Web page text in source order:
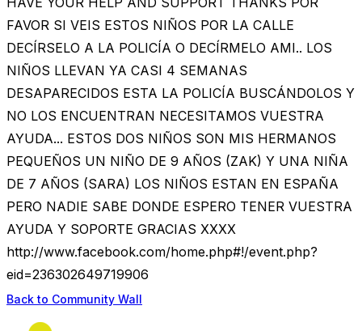
FAVOR SI VEIS ESTOS NIÑOS POR LA CALLE
DECÍRSELO A LA POLICÍA O DECÍRMELO AMI.. LOS
NIÑOS LLEVAN YA CASI 4 SEMANAS
DESAPARECIDOS ESTA LA POLICÍA BUSCÁNDOLOS Y
NO LOS ENCUENTRAN NECESITAMOS VUESTRA
AYUDA... ESTOS DOS NIÑOS SON MIS HERMANOS
PEQUEÑOS UN NIÑO DE 9 AÑOS (ZAK) Y UNA NIÑA
DE 7 AÑOS (SARA) LOS NIÑOS ESTAN EN ESPAÑA
PERO NADIE SABE DONDE ESPERO TENER VUESTRA
AYUDA Y SOPORTE GRACIAS XXXX
http://www.facebook.com/home.php#!/event.php?
eid=236302649719906
Back to Community Wall